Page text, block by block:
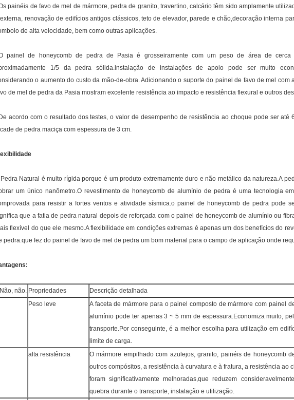
painéis de favo de mel de mármore, pedra de granito, travertino, calcário têm sido amplamente
renovação de edifícios antigos clássicos, teto de elevador, parede e chão,decoração interna
de alta velocidade, bem como outras aplicações.
painel de honeycomb de pedra de Pasia é grosseiramente com um peso de área de
1/5 da pedra sólida.instalação de instalações de apoio pode ser muito
o aumento do custo da mão-de-obra. Adicionando o suporte do painel de favo de mel com
de mel de pedra da Pasia mostram excelente resistência ao impacto e resistência flexural e outros
acordo com o resultado dos testes, o valor de desempenho de resistência ao choque pode ser até
de pedra maciça com espessura de 3 cm.
Natural é muito rígida porque é um produto extremamente duro e não metálico da natureza.A
um único nanômetro.O revestimento de honeycomb de alumínio de pedra é uma tecnologia
para resistir a fortes ventos e atividade sísmica.o painel de honeycomb de pedra pode
que a fatia de pedra natural depois de reforçada com o painel de honeycomb de alumínio ou
flexível do que ele mesmo.A flexibilidade em condições extremas é apenas um dos benefícios do
pedra.que fez do painel de favo de mel de pedra um bom material para o campo de aplicação onde
não. Propriedades
Descrição detalhada
Peso leve
A faceta de mármore para o painel composto de mármore com painel
alumínio pode ter apenas 3 ~ 5 mm de espessura.Economiza muito,
transporte.Por conseguinte, é a melhor escolha para utilização em
limite de carga.
alta resistência
O mármore empilhado com azulejos, granito, painéis de honeycomb
outros compósitos, a resistência à curvatura e à fratura, a resistência ao
foram significativamente melhoradas,que reduzem
quebra durante o transporte, instalação e utilização.